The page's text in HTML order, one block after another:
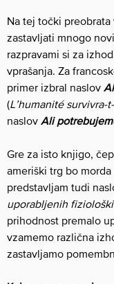
Na tej točki
zastavljati mnogo
razpravami si za
vprašanja. Za
primer izbral naslov
(L’humanité survivra-
naslov Ali
Gre za isto knjigo,
ameriški trg bo
predstavljam tudi
uporabljenih
prihodnost premalo
vzamemo različna
zastavljamo